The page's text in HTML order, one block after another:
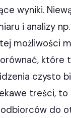
wyniki.
i analizy
możliwości
czysto
treści,
do